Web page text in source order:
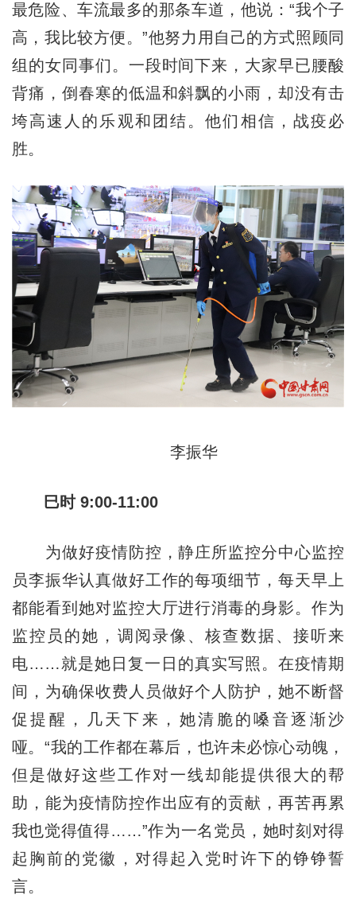
最危险、车流最多的那条车道，他说：“我个子
高，我比较方便。”他努力用自己的方式照顾同
组的女同事们。一段时间下来，大家早已腰酸
背痛，倒春寒的低温和斜飘的小雨，却没有击
垮高速人的乐观和团结。他们相信，战疫必
胜。
李振华
巳时 9:00-11:00
为做好疫情防控，静庄所监控分中心监控
员李振华认真做好工作的每项细节，每天早上
都能看到她对监控大厅进行消毒的身影。作为
监控员的她，调阅录像、核查数据、接听来
电……就是她日复一日的真实写照。在疫情期
间，为确保收费人员做好个人防护，她不断督
促提醒，几天下来，她清脆的嗓音逐渐沙
哑。“我的工作都在幕后，也许未必惊心动魄，
但是做好这些工作对一线却能提供很大的帮
助，能为疫情防控作出应有的贡献，再苦再累
我也觉得值得……”作为一名党员，她时刻对得
起胸前的党徽，对得起入党时许下的铮铮誓
言。